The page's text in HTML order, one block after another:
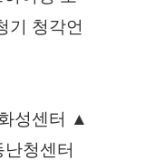
기 청각언
성센터 ▲
청센터